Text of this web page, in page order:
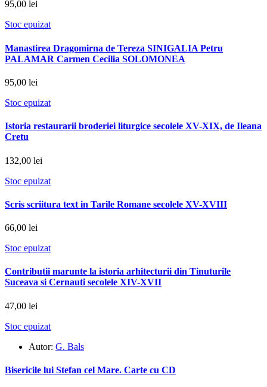
95,00 lei
Stoc epuizat
Manastirea Dragomirna de Tereza SINIGALIA Petru
PALAMAR Carmen Cecilia SOLOMONEA
95,00 lei
Stoc epuizat
Istoria restaurarii broderiei liturgice secolele XV-XIX, de Ileana
Cretu
132,00 lei
Stoc epuizat
Scris scriitura text in Tarile Romane secolele XV-XVIII
66,00 lei
Stoc epuizat
Contributii marunte la istoria arhitecturii din Tinuturile
Suceava si Cernauti secolele XIV-XVII
47,00 lei
Stoc epuizat
Autor: G. Bals
Bisericile lui Stefan cel Mare. Carte cu CD